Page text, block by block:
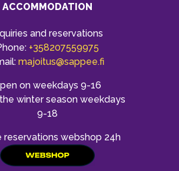
ACCOMMODATION
and reservations
+358207559975
majoitus@sappee.fi
on weekdays 9-16
winter season weekdays
9-18
reservations webshop 24h